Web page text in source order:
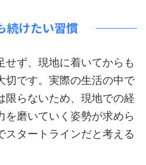
続けたい習慣
せず、現地に着いてからも
切です。実際の生活の中で
限らないため、現地での経
を磨いていく姿勢が求めら
スタートラインだと考える